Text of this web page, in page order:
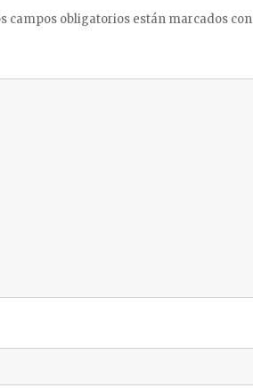
campos obligatorios están marcados con